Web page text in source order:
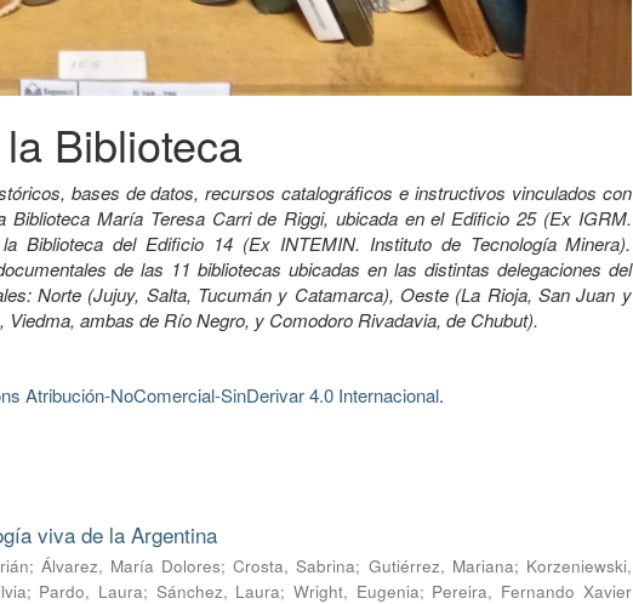
Biblioteca
bases de datos, recursos catalográficos e instructivos vinculados con
María Teresa Carri de Riggi, ubicada en el Edificio 25 (Ex IGRM.
Biblioteca del Edificio 14 (Ex INTEMIN. Instituto de Tecnología Minera).
de las 11 bibliotecas ubicadas en las distintas delegaciones del
Norte (Jujuy, Salta, Tucumán y Catamarca), Oeste (La Rioja, San Juan y
ambas de Río Negro, y Comodoro Rivadavia, de Chubut).
Atribución-NoComercial-SinDerivar 4.0 Internacional.
viva de la Argentina
;Álvarez, María Dolores;Crosta, Sabrina; Gutiérrez, Mariana; Korzeniewski,
; Pardo, Laura; Sánchez, Laura; Wright, Eugenia; Pereira, Fernando Xavier